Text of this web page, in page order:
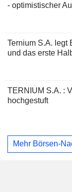
- optimistischer
Ternium S.A. legt
und das erste
TERNIUM S.A. :
hochgestuft
Mehr Börsen-